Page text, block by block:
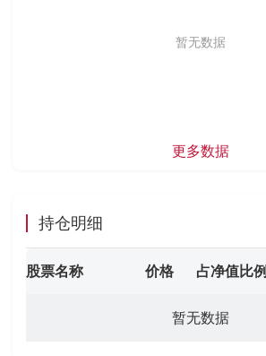
暂无数据
更多数据
持仓明细
股票名称 价格 占净值比例
暂无数据